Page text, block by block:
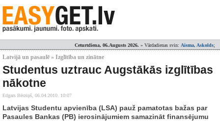
Ceturtdiena, 06.Augusts 2026. » Vārdadienas svin: Aisma, Askolds;
Latvijā un pasaulē » Izglītība un zinātne
Studentus uztrauc Augstākās izglītības
nākotne
Edgars Bērziņš, 06.04.2010. 10:07
Latvijas Studentu apvienība (LSA) pauž pamatotas bažas par
Pasaules Bankas (PB) ierosinājumiem samazināt finansējumu